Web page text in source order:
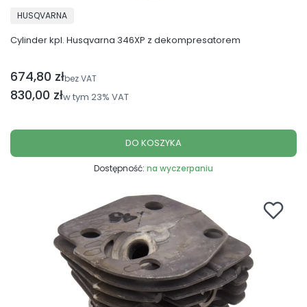
Cylinder kpl. Husqvarna 346XP z dekompresatorem
PRODUCENT
HUSQVARNA
Cena brutto
830,00 złw tym 23% VAT
Cena netto
674,80 złbez VAT
DO KOSZYKA
Dostępność: na wyczerpaniu